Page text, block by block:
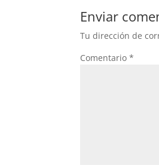
Enviar
Tu dirección de
Comentario*